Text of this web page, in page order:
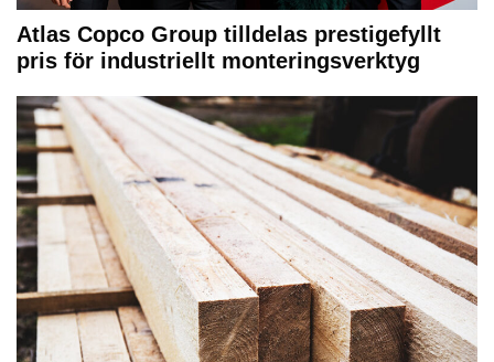
Atlas Copco Group tilldelas prestigefyllt
pris för industriellt monteringsverktyg